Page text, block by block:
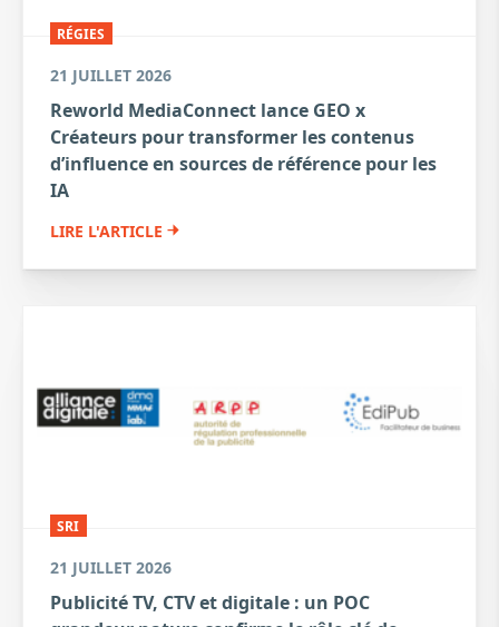
RÉGIES
21 JUILLET 2026
Reworld MediaConnect lance GEO x
Créateurs pour transformer les contenus
d’influence en sources de référence pour les
IA
LIRE L'ARTICLE
SRI
21 JUILLET 2026
Publicité TV, CTV et digitale : un POC